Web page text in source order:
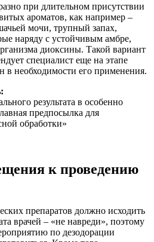
при длительном присутствии
ароматов, как например –
мочи, трупный запах,
наряду с устойчивым амбре,
диоксины. Такой вариант
специалист еще на этапе
в необходимости его применения.
результата в особенно
предпосылка для
обработки»
к проведению
препаратов должно исходить
врачей – «не навреди», поэтому
по дезодорации